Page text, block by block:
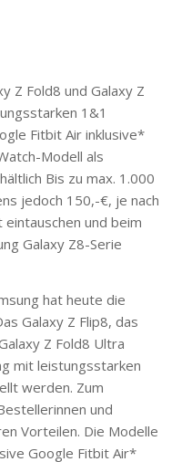
Z Fold8 und Galaxy Z
1&1
Fitbit Air inklusive*
Modell als
Bis zu max. 1.000
jedoch 150,-€, je nach
und beim
Galaxy Z8-Serie
hat heute die
Galaxy Z Flip8, das
Z Fold8 Ultra
mit leistungsstarken
werden. Zum
und
Vorteilen. Die Modelle
Google Fitbit Air*